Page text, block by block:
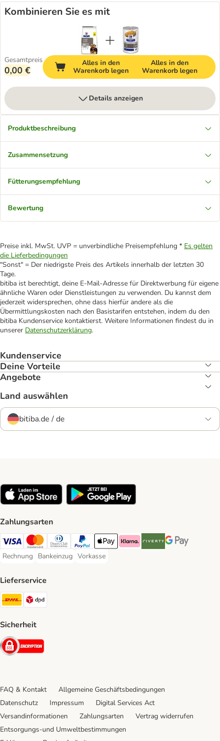
Kombinieren Sie es mit
Gesamtpreis
0,00 €
Alles in den
Warenkorb legen
Alles in den
Warenkorb legen
Details anzeigen
Produktbeschreibung
Zusammensetzung
Fütterungsempfehlung
Bewertung
Preise inkl. MwSt. UVP = unverbindliche Preisempfehlung * Es gelten
die Lieferbedingungen
"Sonst" = Der niedrigste Preis des Artikels innerhalb der letzten 30
Tage.
bitiba ist berechtigt, deine E-Mail-Adresse für Direktwerbung für eigene
ähnliche Waren oder Dienstleistungen zu verwenden. Du kannst dem
jederzeit widersprechen, ohne dass hierfür andere als die
Übermittlungskosten nach den Basistarifen entstehen, indem du den
bitiba Kundenservice kontaktierst. Weitere Informationen findest du in
unserer Datenschutzerklärung.
Kundenservice
Deine Vorteile
Angebote
Land auswählen
bitiba.de / de
Zahlungsarten
Visa Payment Method
Mastercard Payment Method
Diners Club Payment Method
PayPal Payment Method
Apple Pay Payment Method
Klarna Payment Method
Riverty Payment Method
Google Pay
Rechnung
Rechnung Payment Method
Bankeinzug
Bankeinzug Payment Method
Vorkasse
Vorkasse Payment Method
Lieferservice
DHL Shipping Method
Sicherheit
Security
FAQ & Kontakt
Allgemeine Geschäftsbedingungen
Datenschutz
Impressum
Digital Services Act
Versandinformationen
Zahlungsarten
Vertrag widerrufen
Entsorgungs-und Umweltbestimmungen